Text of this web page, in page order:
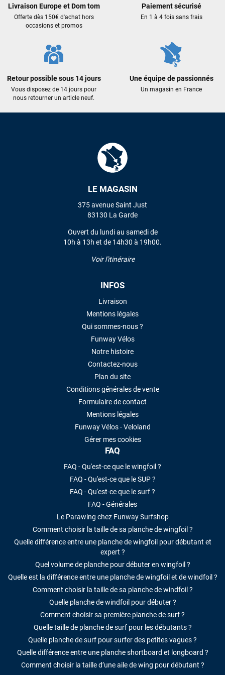
Livraison Europe et Dom tom
Offerte dès 150€ d'achat hors
occasions et promos
Paiement sécurisé
En 1 à 4 fois sans frais
Retour possible sous 14 jours
Vous disposez de 14 jours pour
nous retourner un article neuf.
Une équipe de passionnés
Un magasin en France
LE MAGASIN
375 avenue Saint Just
83130 La Garde
Ouvert du lundi au samedi de
10h à 13h et de 14h30 à 19h00.
Voir l'itinéraire
INFOS
Livraison
Mentions légales
Qui sommes-nous ?
Funway Vélos
Notre histoire
Contactez-nous
Plan du site
Conditions générales de vente
Formulaire de contact
Mentions légales
Funway Vélos - Veloland
Gérer mes cookies
FAQ
FAQ - Qu'est-ce que le wingfoil ?
FAQ - Qu'est-ce que le SUP ?
FAQ - Qu'est-ce que le surf ?
FAQ - Générales
Le Parawing chez Funway Surfshop
Comment choisir la taille de sa planche de wingfoil ?
Quelle différence entre une planche de wingfoil pour débutant et
expert ?
Quel volume de planche pour débuter en wingfoil ?
Quelle est la différence entre une planche de wingfoil et de windfoil ?
Comment choisir la taille de sa planche de windfoil ?
Quelle planche de windfoil pour débuter ?
Comment choisir sa première planche de surf ?
Quelle taille de planche de surf pour les débutants ?
Quelle planche de surf pour surfer des petites vagues ?
Quelle différence entre une planche shortboard et longboard ?
Comment choisir la taille d’une aile de wing pour débutant ?
LAISSER UN AVIS